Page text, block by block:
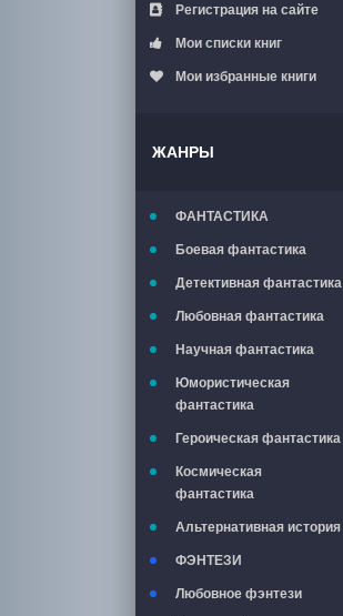
Регистрация на сайте
Мои списки книг
Мои избранные книги
ЖАНРЫ
ФАНТАСТИКА
Боевая фантастика
Детективная фантастика
Любовная фантастика
Научная фантастика
Юмористическая
фантастика
Героическая фантастика
Космическая
фантастика
Альтернативная история
ФЭНТЕЗИ
Любовное фэнтези